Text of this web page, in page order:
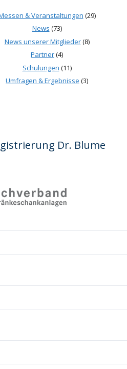
& Veranstaltungen (29)
News (73)
News unserer Mitglieder(8)
Partner(4)
Schulungen (11)
Umfragen & Ergebnisse (3)
Dr. Blume